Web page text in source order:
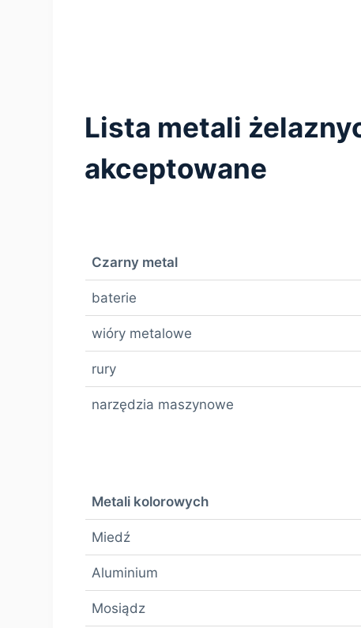
Lista metali
akceptowane
Czarny metal
baterie
wióry metalowe
rury
narzędzia maszynowe
Metali kolorowych
Miedź
Aluminium
Mosiądz